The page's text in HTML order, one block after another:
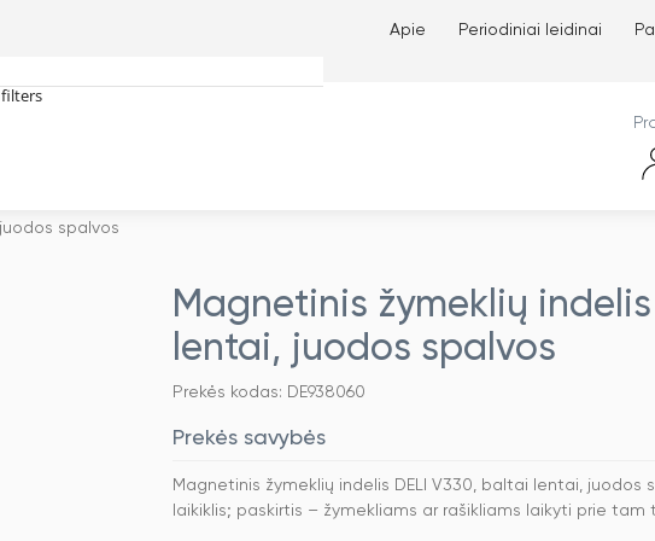
Apie Periodiniai leidinai
spalvos
Magnetinis žymeklių indelis
lentai, juodos spalvos
Prekės kodas: DE938060
Prekės savybės
Magnetinis žymeklių indelis DELI V330, baltai lentai,
laikiklis; paskirtis – žymekliams ar rašikliams laikyti prie